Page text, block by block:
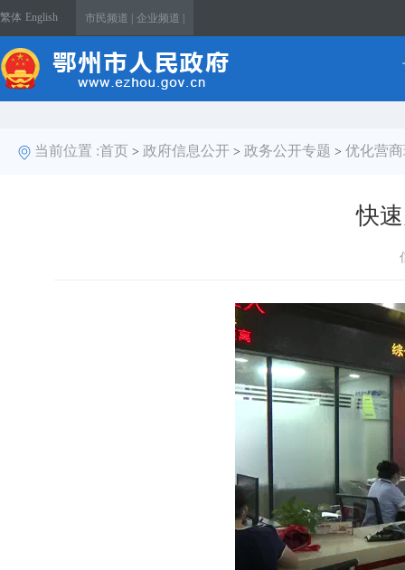
繁体 English 市民频道 | 企业频道 |
当前位置 :首页 > 政府信息公开 > 政务公开专题 > 优化营
快